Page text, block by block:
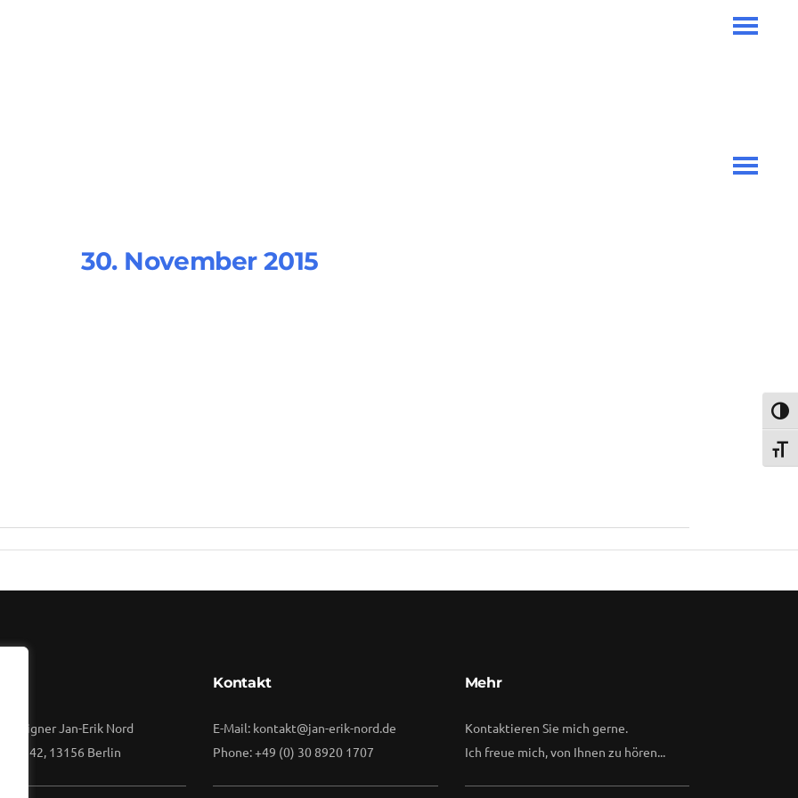
30. November 2015
Designer Jan-Erik Nord
42, 13156 Berlin
Kontakt
E-Mail: kontakt@jan-erik-nord.de
Phone: +49 (0) 30 8920 1707
Mehr
Kontaktieren Sie mich gerne.
Ich freue mich, von Ihnen zu hören...